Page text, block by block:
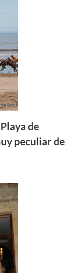
de
peculiar de